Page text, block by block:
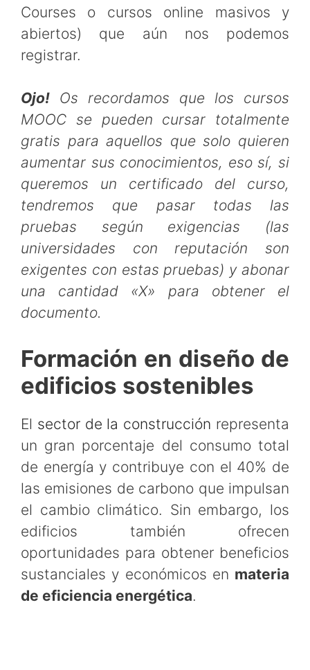
Courses o cursos online masivos y
abiertos) que aún nos podemos
registrar.
Ojo! Os recordamos que los cursos
MOOC se pueden cursar totalmente
gratis para aquellos que solo quieren
aumentar sus conocimientos, eso sí, si
queremos un certificado del curso,
tendremos que pasar todas las
pruebas según exigencias (las
universidades con reputación son
exigentes con estas pruebas) y abonar
una cantidad «X» para obtener el
documento.
Formación en diseño de
edificios sostenibles
El sector de la construcción representa
un gran porcentaje del consumo total
de energía y contribuye con el 40% de
las emisiones de carbono que impulsan
el cambio climático. Sin embargo, los
edificios también ofrecen
oportunidades para obtener beneficios
sustanciales y económicos en materia
de eficiencia energética.